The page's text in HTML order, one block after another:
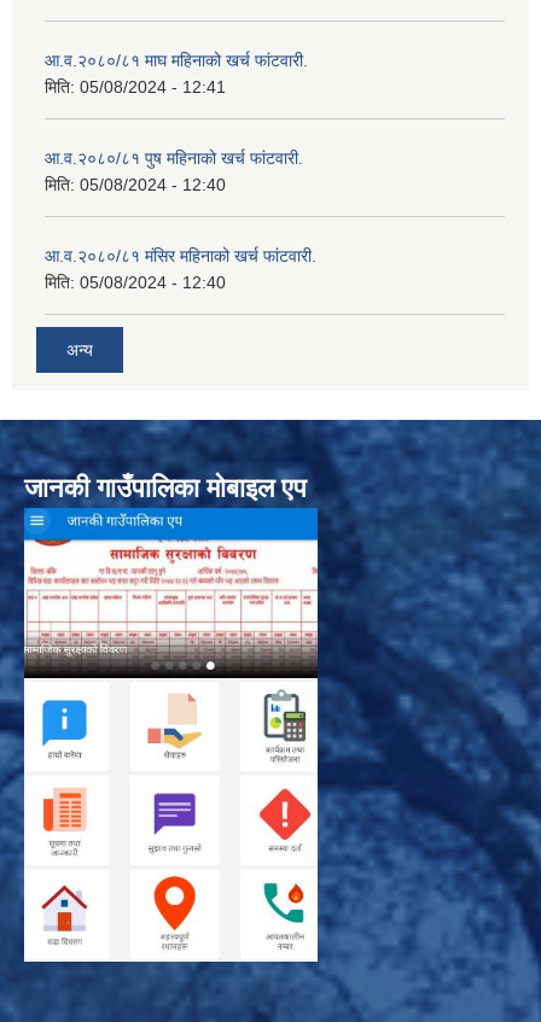
आ.व.२०८०/८१ माघ महिनाको खर्च फांटवारी.
मिति: 05/08/2024 - 12:41
आ.व.२०८०/८१ पुष महिनाको खर्च फांटवारी.
मिति: 05/08/2024 - 12:40
आ.व.२०८०/८१ मंसिर महिनाको खर्च फांटवारी.
मिति: 05/08/2024 - 12:40
अन्य
जानकी गाउँपालिका मोबाइल एप